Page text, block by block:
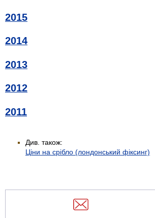
2015
2014
2013
2012
2011
Див. також:
Ціни на срібло (лондонський фіксинг)